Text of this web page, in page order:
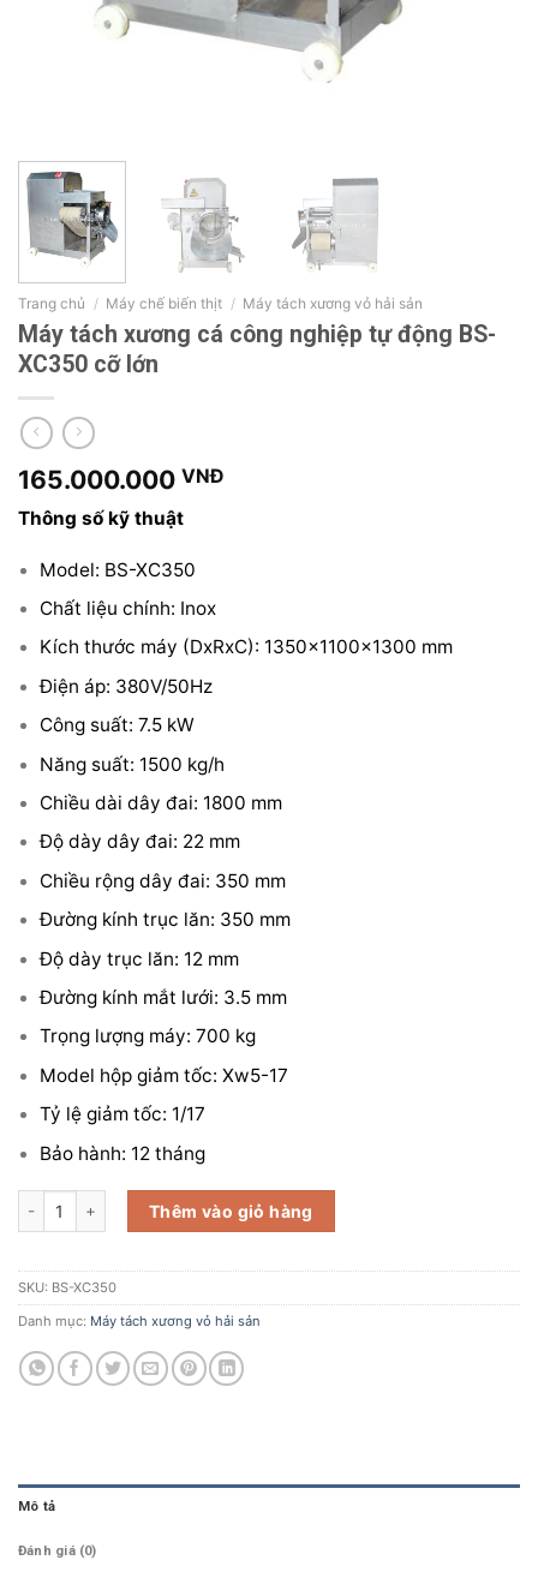
Trang chủ / Máy chế biến thịt / Máy tách xương vỏ hải sản
Máy tách xương cá công nghiệp tự động BS-
XC350 cỡ lớn
165.000.000 VNĐ
Thông số kỹ thuật
Model: BS-XC350
Chất liệu chính: Inox
Kích thước máy (DxRxC): 1350x1100x1300 mm
Điện áp: 380V/50Hz
Công suất: 7.5 kW
Năng suất: 1500 kg/h
Chiều dài dây đai: 1800 mm
Độ dày dây đai: 22 mm
Chiều rộng dây đai: 350 mm
Đường kính trục lăn: 350 mm
Độ dày trục lăn: 12 mm
Đường kính mắt lưới: 3.5 mm
Trọng lượng máy: 700 kg
Model hộp giảm tốc: Xw5-17
Tỷ lệ giảm tốc: 1/17
Bảo hành: 12 tháng
Máy tách xương cá công nghiệp tự động BS-XC350 cỡ lớn số lượng
Thêm vào giỏ hàng
SKU: BS-XC350
Danh mục: Máy tách xương vỏ hải sản
Mô tả
Đánh giá (0)